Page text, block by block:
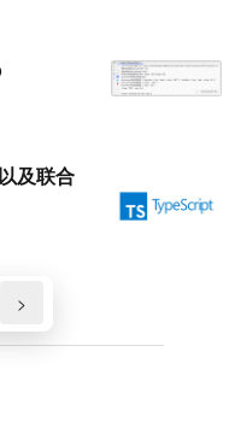
及联合
>